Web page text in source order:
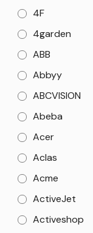
4F
4garden
ABB
Abbyy
ABCVISION
Abeba
Acer
Aclas
Acme
ActiveJet
Activeshop